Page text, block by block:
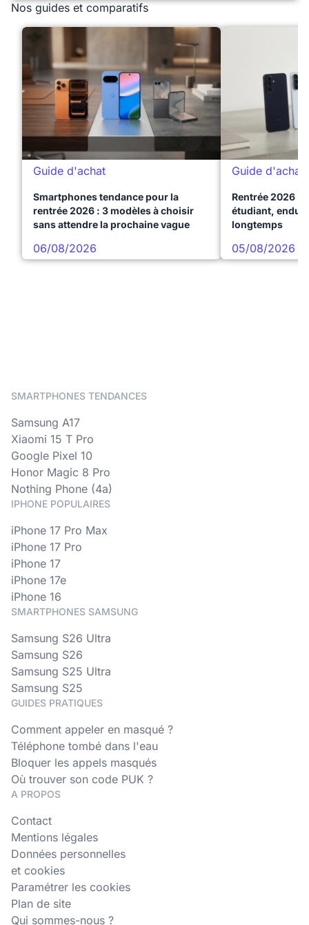
Nos guides et comparatifs
Guide d'achat
Smartphones tendance pour la
rentrée 2026 : 3 modèles à choisir
sans attendre la prochaine vague
06/08/2026
Guide d'achat
Rentrée 2026 :
étudiant,
longtemps
05/08/2026
SMARTPHONES TENDANCES
Samsung A17
Xiaomi 15 T Pro
Google Pixel 10
Honor Magic 8 Pro
Nothing Phone (4a)
IPHONE POPULAIRES
iPhone 17 Pro Max
iPhone 17 Pro
iPhone 17
iPhone 17e
iPhone 16
SMARTPHONES SAMSUNG
Samsung S26 Ultra
Samsung S26
Samsung S25 Ultra
Samsung S25
GUIDES PRATIQUES
Comment appeler en masqué ?
Téléphone tombé dans l'eau
Bloquer les appels masqués
Où trouver son code PUK ?
A PROPOS
Contact
Mentions légales
Données personnelles
et cookies
Paramétrer les cookies
Plan de site
Qui sommes-nous ?